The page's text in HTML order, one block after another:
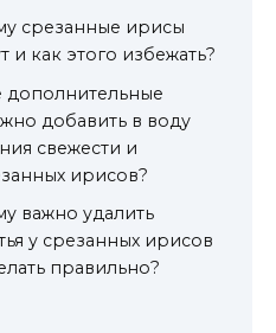
срезанные ирисы
и как этого избежать?
дополнительные
добавить в воду
свежести и
ирисов?
важно удалить
у срезанных ирисов
правильно?